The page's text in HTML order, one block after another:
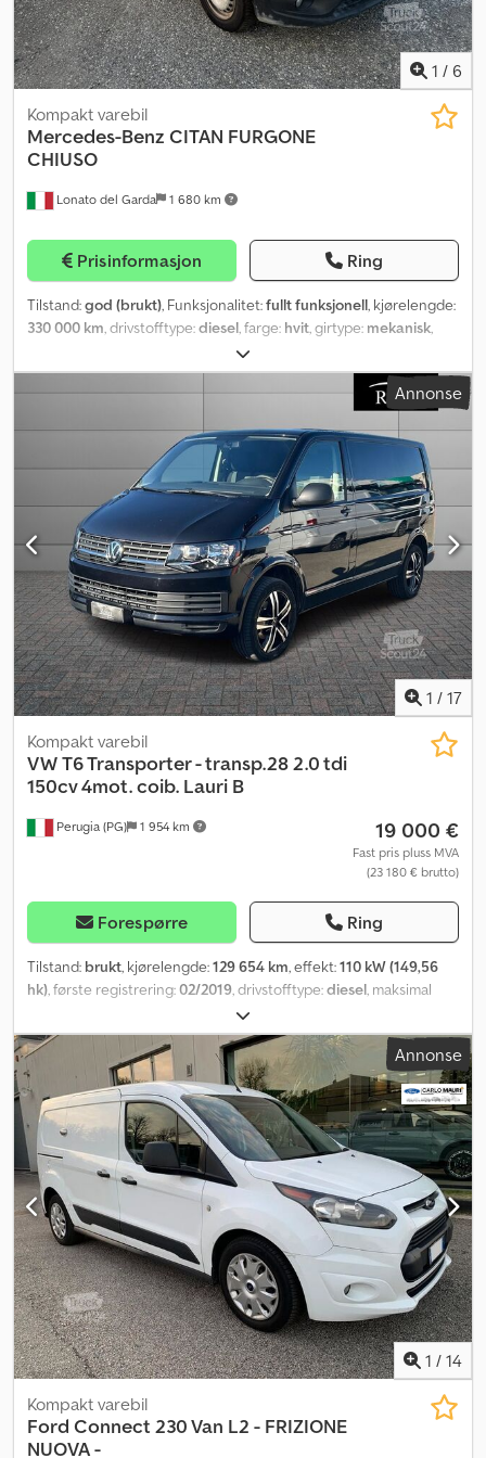
1 / 6
Lonato del Garda 1 680 km
Kompakt varebil
Mercedes-Benz CITAN FURGONE
CHIUSO
Prisinformasjon Ring
Tilstand:god (brukt), Funksjonalitet:fullt funksjonell, kjørelengde:
330 000 km, drivstofftype:diesel, farge: hvit, girtype: mekanisk,
2014
Annonse
1 / 17
Perugia (PG) 1 954 km
Kompakt varebil
VWT6 Transporter - transp.28 2.0 tdi
150cv 4mot. coib. Lauri B
19 000 €
Fast pris pluss MVA
(23 180 € brutto)
Forespørre Ring
Tilstand: brukt, kjørelengde:129 654 km, effekt:110 kW (149,56
hk), første registrering:02/2019, drivstofftype:diesel, maksimal
, akselkonfigurasjon:
utslippsklasse:Euro 6, fjæring:stål, antall seter:3, Utstyr:
aircondition, servostyring
Annonse
1 / 14
Kompakt varebil
Ford Connect 230 Van L2 - FRIZIONE
NUOVA -